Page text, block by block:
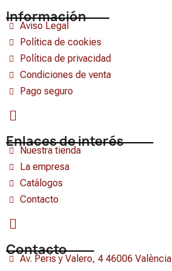
Información
Aviso Legal
Política de cookies
Política de privacidad
Condiciones de venta
Pago seguro
Enlaces de interés
Nuestra tienda
La empresa
Catálogos
Contacto
Contacto
Av. Peris y Valero, 4 46006 València